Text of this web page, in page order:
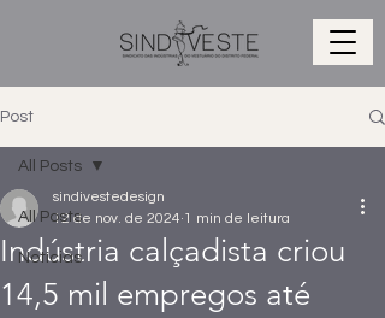
Post
All Posts
Notícias
All Posts
Indústria calçadista criou
14,5 mil empregos até
sindivestedesign
12 de nov. de 2024 1 min de leitura